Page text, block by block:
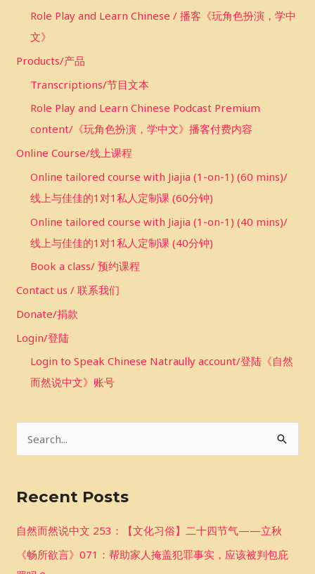
Role Play and Learn Chinese / 播客《玩角色扮演，学中
文》
Products/产品
Transcriptions/节目文本
Role Play and Learn Chinese Podcast Premium
content/《玩角色扮演，学中文》播客付费内容
Online Course/线上课程
Online tailored course with Jiajia (1-on-1) (60 mins)/
线上与佳佳的1对1私人定制课 (60分钟)
Online tailored course with Jiajia (1-on-1) (40 mins)/
线上与佳佳的1对1私人定制课 (40分钟)
Book a class/ 预约课程
Contact us / 联系我们
Donate/捐款
Login/登陆
Login to Speak Chinese Natraully account/登陆《自然
而然说中文》账号
r
c
f
Recent Posts
自然而然说中文 253：【文化习俗】二十四节气——立秋
《畅所欲言》071：帮助家人掩盖犯罪事实，应该被判包庇